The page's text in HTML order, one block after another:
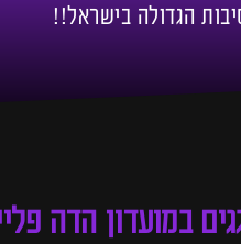
הגדולה בישראל!!
במועדון הדה